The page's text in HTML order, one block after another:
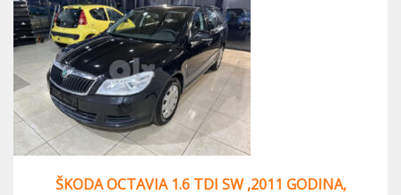
ŠKODA OCTAVIA 1.6 TDI SW ,2011 GODINA,